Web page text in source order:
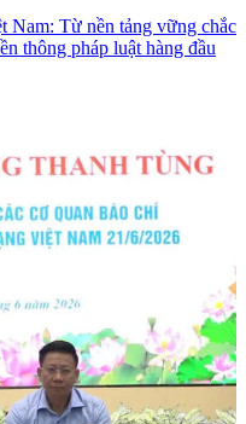
Nam: Từ nền tảng vững chắc
thông pháp luật hàng đầu